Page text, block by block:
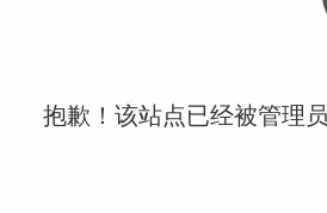
抱歉！该站点已经被管理